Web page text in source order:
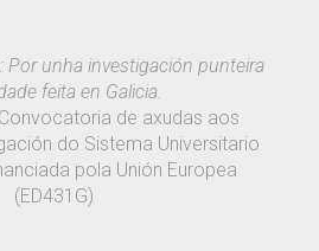
Por unha investigación punteira
feita en Galicia.
de axudas aos
do Sistema Universitario
pola Unión Europea
(ED431G)